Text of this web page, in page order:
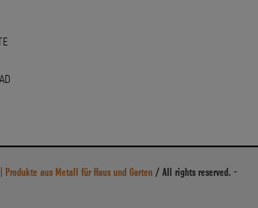
Produkte aus Metall für Haus und Garten / All rights reserved. -